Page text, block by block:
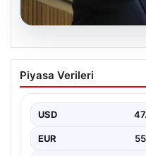
05.08.2026
Kılıçdaroğlu:
vermekten
başlangıcını ilan eden
Genel…
Piyasa Verileri
USD
EUR